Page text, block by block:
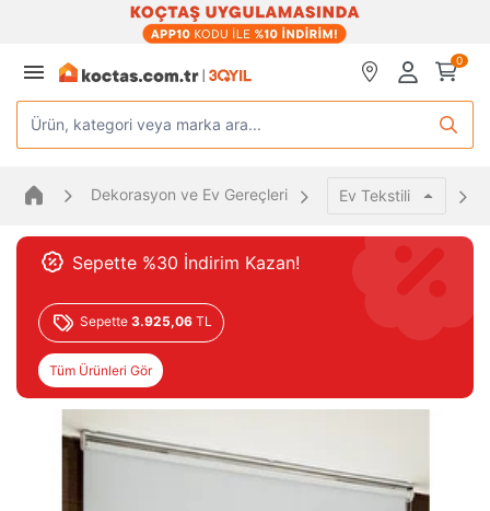
0
Ürün, kategori veya marka ara...
Dekorasyon ve Ev Gereçleri Ev Tekstili
Sepette %30 İndirim Kazan!
Sepette 3.925,06 TL
Tüm Ürünleri Gör